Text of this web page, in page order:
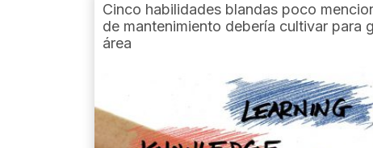
Cinco habilidades blandas poco
de mantenimiento debería cultivar para
área